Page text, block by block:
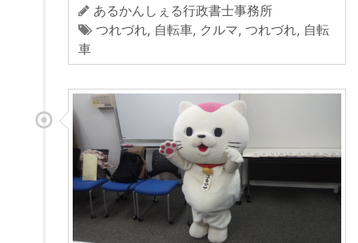
あるかんしぇる行政書士事務所
つれづれ, 自転車, クルマ, つれづれ, 自転
車